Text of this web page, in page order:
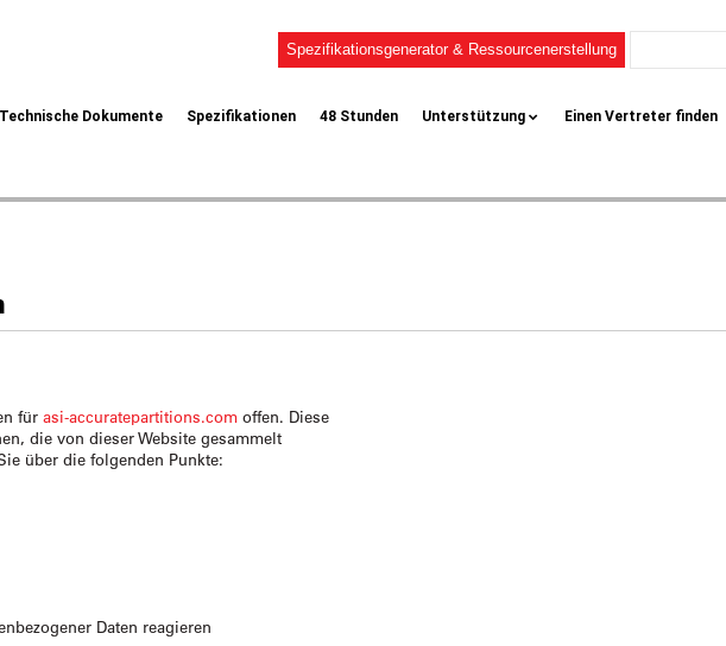
Spezifikationsgenerator & Ressourcenerstellung
Technische Dokumente Spezifikationen 48 Stunden Unterstützung Einen Vertreter finden
fürasi-accuratepartitions.com offen. Diese
die von dieser Website gesammelt
über die folgenden Punkte:
Daten reagieren